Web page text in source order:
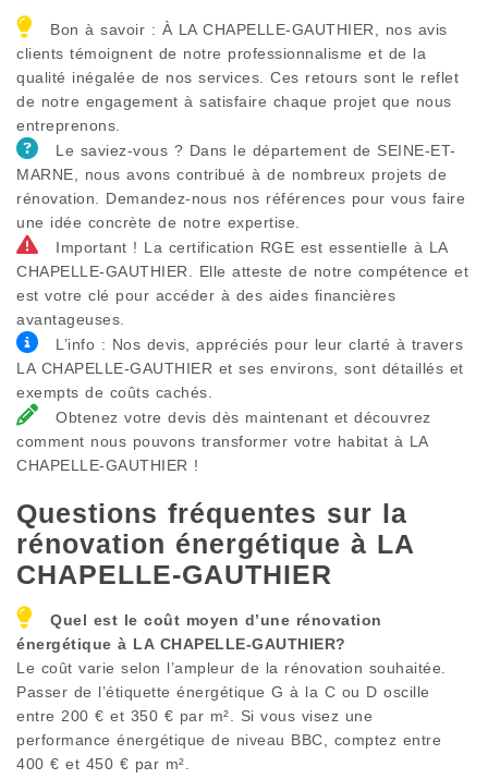
Bon à savoir : À LA CHAPELLE-GAUTHIER, nos avis
clients témoignent de notre professionnalisme et de la
qualité inégalée de nos services. Ces retours sont le reflet
de notre engagement à satisfaire chaque projet que nous
entreprenons.
Le saviez-vous ? Dans le département de SEINE-ET-
MARNE, nous avons contribué à de nombreux projets de
rénovation. Demandez-nous nos références pour vous faire
une idée concrète de notre expertise.
Important ! La certification RGE est essentielle à LA
CHAPELLE-GAUTHIER. Elle atteste de notre compétence et
est votre clé pour accéder à des aides financières
avantageuses.
L’info : Nos devis, appréciés pour leur clarté à travers
LA CHAPELLE-GAUTHIER et ses environs, sont détaillés et
exempts de coûts cachés.
Obtenez votre devis dès maintenant et découvrez
comment nous pouvons transformer votre habitat à LA
CHAPELLE-GAUTHIER !
Questions fréquentes sur la
rénovation énergétique à LA
CHAPELLE-GAUTHIER
Quel est le coût moyen d’une rénovation
énergétique à LA CHAPELLE-GAUTHIER?
Le coût varie selon l’ampleur de la rénovation souhaitée.
Passer de l’étiquette énergétique G à la C ou D oscille
entre 200 € et 350 € par m². Si vous visez une
performance énergétique de niveau BBC, comptez entre
400 € et 450 € par m².